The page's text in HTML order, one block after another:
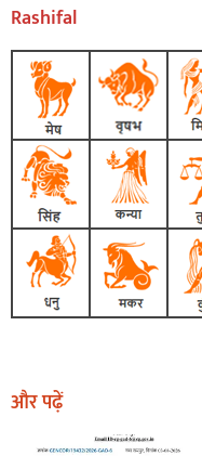
Rashifal
और पढ़ें